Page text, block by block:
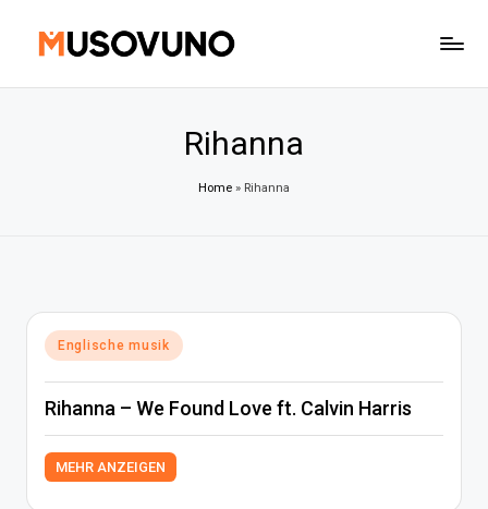
Rihanna
Home » Rihanna
Posted
in
Englische musik
Rihanna – We Found Love ft. Calvin Harris
MEHR ANZEIGEN